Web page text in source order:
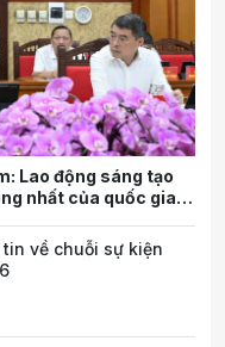
Lao động sáng tạo
nhất của quốc gia
về chuỗi sự kiện